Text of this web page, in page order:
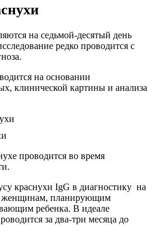
на седьмой-десятый день
редко проводится с
на основании
клинической картины и анализа
проводится во время
краснухи IgG в диагностику на
женщинам, планирующим
ребенка. В идеале
за два-три месяца до